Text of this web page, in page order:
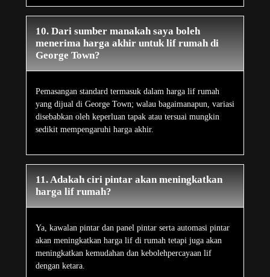
10. Dari sumber manakah saya boleh
menerima harga akhir untuk lif rumah di
George Town?
Pemasangan standard termasuk dalam harga lif rumah
yang dijual di George Town; walau bagaimanapun, variasi
disebabkan oleh keperluan tapak atau tersuai mungkin
sedikit mempengaruhi harga akhir.
11. Adakah ciri pintar akan meningkatkan
harga lif rumah?
Ya, kawalan pintar dan panel pintar serta automasi pintar
akan meningkatkan harga lif di rumah tetapi juga akan
meningkatkan kemudahan dan kebolehpercayaan lif
dengan ketara.